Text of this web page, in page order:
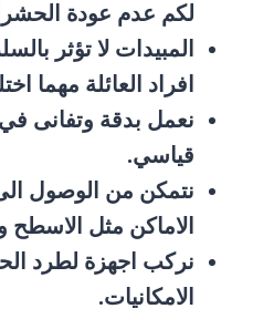
لكم عدم عودة
المبيدات لا تؤثر
افراد العائلة مهما
نعمل بدقة وتفانى
قياسي.
نتمكن من الوصول
الاماكن مثل
نركب اجهزة لطرد
الامكانيات.